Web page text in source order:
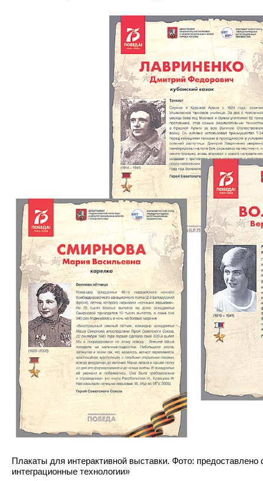
Плакаты для интерактивной выставки. Фото:
интеграционные технологии»